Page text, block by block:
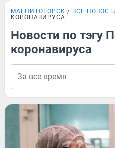
МАГНИТОГОРСК ВСЕ
КОРОНАВИРУСА
Новости по тэгу
коронавируса